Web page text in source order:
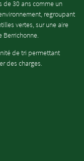
de 30 ans comme un
regroupant
vertes, sur une aire
Berrichonne.
de tri permettant
des charges.